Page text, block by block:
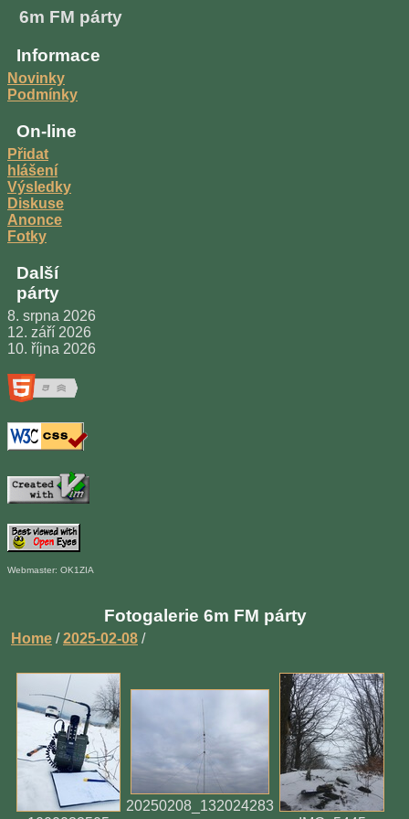
6m FM párty
Informace
Novinky
Podmínky
On-line
Přidat
hlášení
Výsledky
Diskuse
Anonce
Fotky
Další
párty
8. srpna 2026
12. září 2026
10. října 2026
Webmaster: OK1ZIA
Fotogalerie 6m FM párty
Home /2025-02-08 /
20250208_132024283